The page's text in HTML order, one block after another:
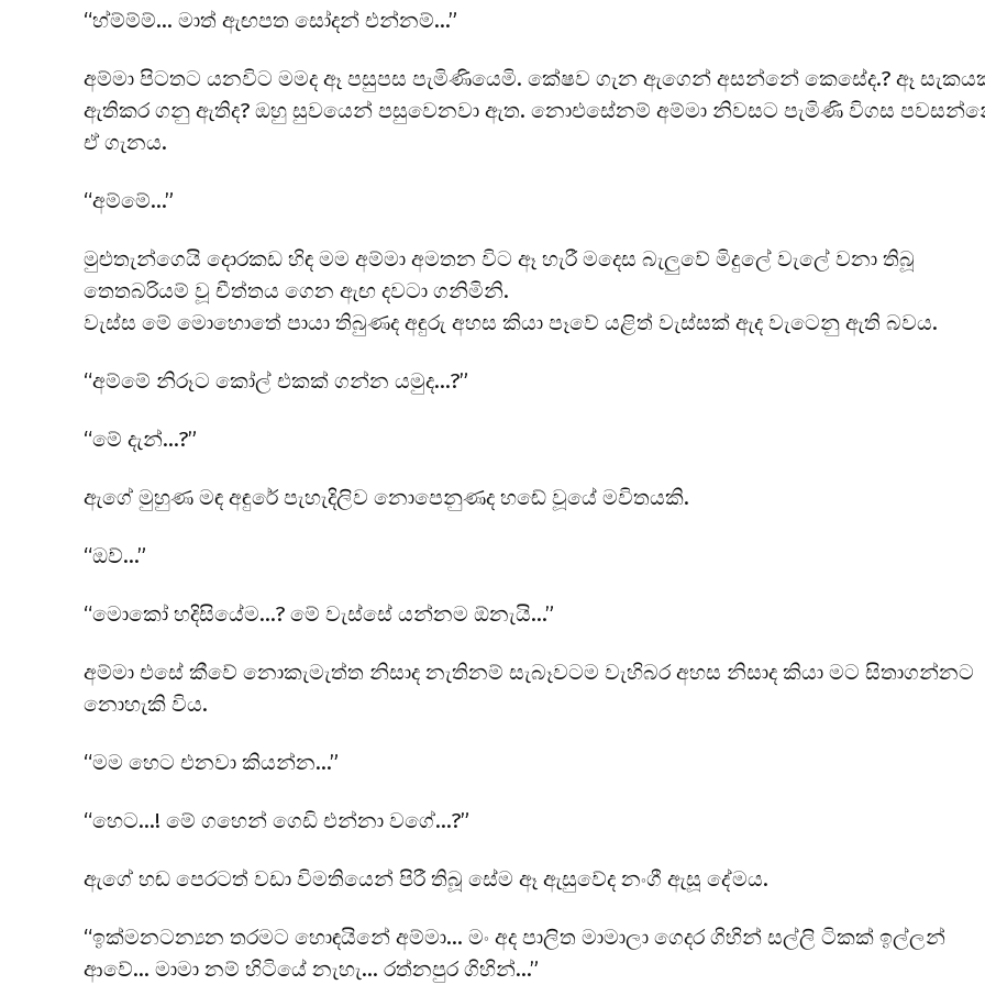
“හ්ම්ම්ම්… මාත් ඇඟපත සෝදන් එන්නම්…”
අම්මා පිටතට යනවිට මමද ඈ පසුපස පැමිණියෙමි. කේෂව ගැන ඇගෙන් අසන්නේ කෙසේද.? ඈ
ඇතිකර ගනු ඇතිද? ඔහු සුවයෙන් පසුවෙනවා ඇත. නොඑසේනම් අම්මා නිවසට පැමිණි විගස
ඒ ගැනය.
“අම්මේ…”
මුළුතැන්ගෙයි දොරකඩ හිඳ මම අම්මා අමතන විට ඈ හැරී මදෙස බැලුවේ මිදුලේ වැලේ වනා තිබූ
තෙතබරියම් වූ චීත්තය ගෙන ඇඟ දවටා ගනිමිනි.
වැස්ස මේ මොහොතේ පායා තිබුණද අඳුරු අහස කියා පෑවේ ‍යළිත් වැස්සක් ඇද වැටෙනු ඇති බවය.
“අම්මේ නිරූට කෝල් එකක් ගන්න යමුද…?”
“මේ දැන්…?”
ඇගේ මුහුණ මඳ අඳුරේ පැහැදිලිව නොපෙනුණද හඬේ වූයේ මවිතයකි.
“ඔව්…”
“මොකෝ හදිසියේම…? මේ වැස්සේ යන්නම ඕනැයි…”
අම්මා එසේ කීවේ නොකැමැත්ත නිසාද නැතිනම් සැබෑවටම වැහිබර අහස නිසාද කියා මට සිතාගන්නට
නොහැකි විය.
“මම හෙට එනවා කියන්න…”
“හෙට…! මේ ගහෙන් ගෙඩි එන්නා වගේ…?”
ඇගේ හඬ පෙරටත් වඩා විමතියෙන් පිරී තිබූ සේම ඈ ඇසුවේද නංගී ඇසූ දේමය.
“ඉක්මනටන්‍යන තරමට හොඳයිනේ අම්මා… මං අද පාලිත මාමාලා ගෙදර ගිහින් සල්ලි ටිකක් ඉල්ලන්
ආවේ… මාමා නම් හිටියේ නැහැ… රත්නපුර ගිහින්…”